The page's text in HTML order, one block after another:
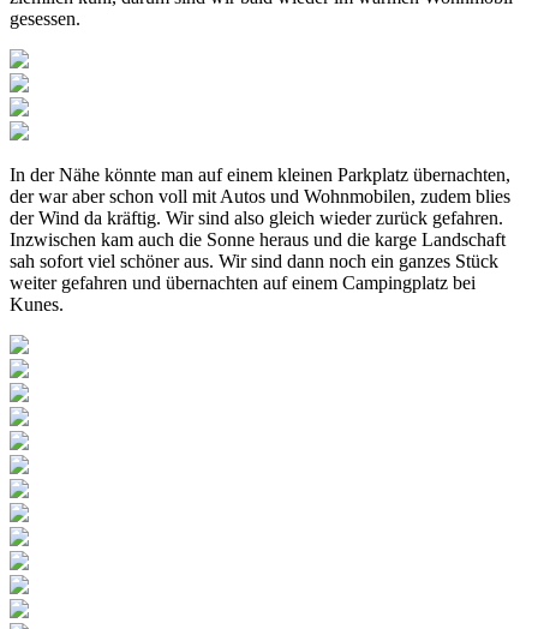
gesessen.
In der Nähe könnte man auf einem kleinen Parkplatz übernachten,
der war aber schon voll mit Autos und Wohnmobilen, zudem blies
der Wind da kräftig. Wir sind also gleich wieder zurück gefahren.
Inzwischen kam auch die Sonne heraus und die karge Landschaft
sah sofort viel schöner aus. Wir sind dann noch ein ganzes Stück
weiter gefahren und übernachten auf einem Campingplatz bei
Kunes.